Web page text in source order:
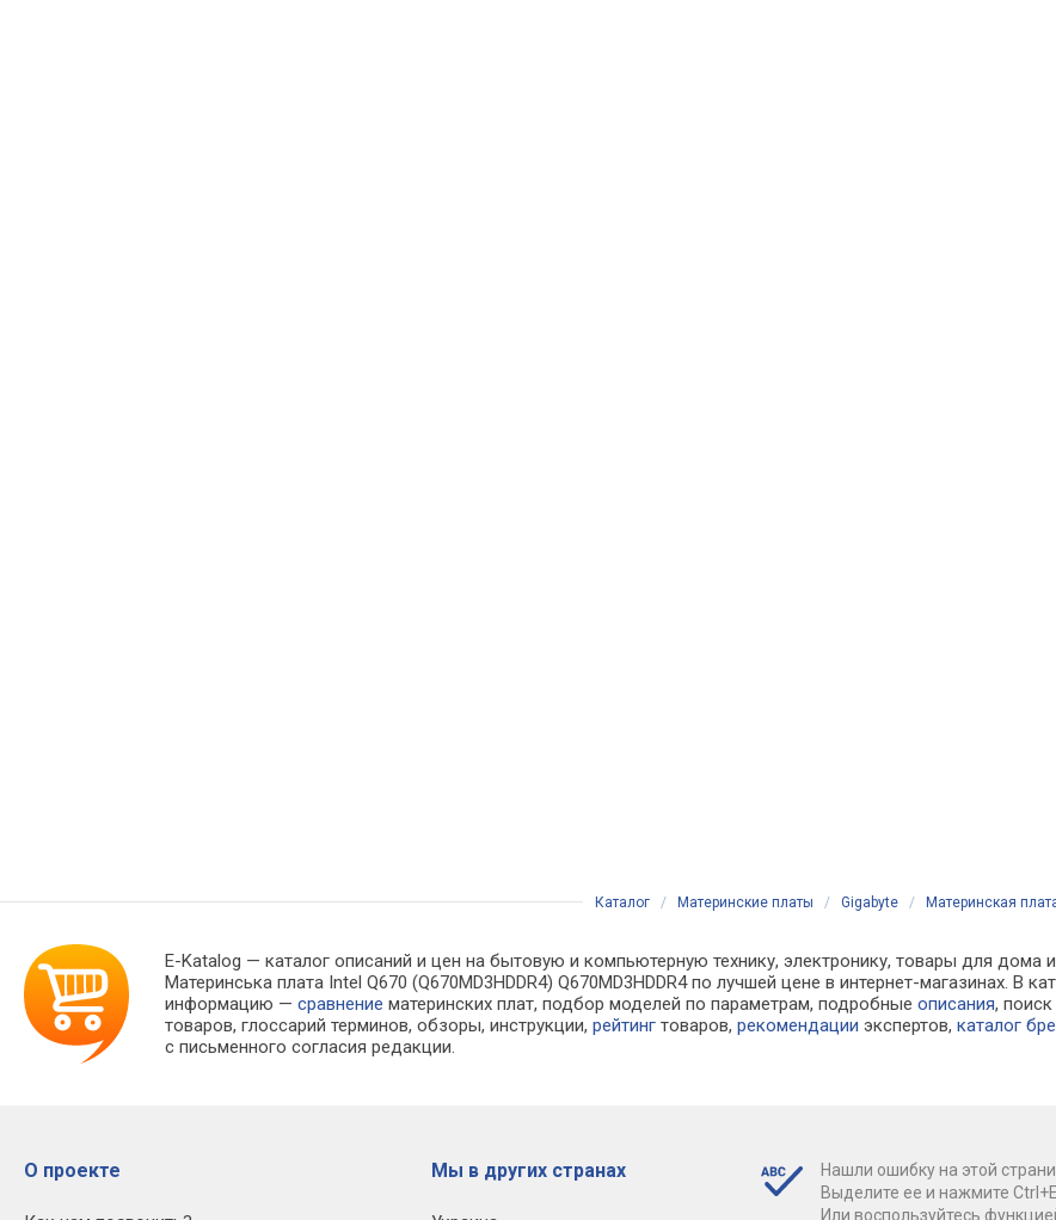
Каталог / Материнские платы / Gigabyte / Материнская
E-Katalog — каталог описаний и цен на бытовую и компьютерную технику, электронику, товары для дома
Материнська плата Intel Q670 (Q670MD3HDDR4) Q670MD3HDDR4 по лучшей цене в интернет-магазинах.
информацию —сравнение материнских плат, подбор моделей по параметрам, подробныеописания,
товаров, глоссарий терминов, обзоры, инструкции,рейтинг товаров,рекомендации экспертов,каталог
с письменного согласия редакции.
О проекте Мы в других странах
Нашли ошибку на этой
Выделите ее и нажмите
Или воспользуйтесь